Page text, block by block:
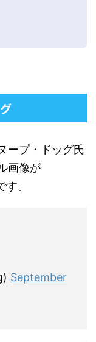
ープ・ドッグ氏
画像が
。
September